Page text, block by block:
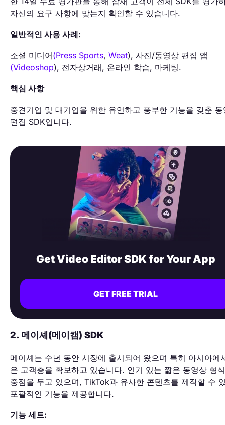
자신의 요구 사항에 맞는지 확인할 수 있습니다.
일반적인 사용 사례:
소셜 미디어(Press Sports, Weat), 사진/동영상 편집 앱
(Videoshop), 전자상거래, 온라인 학습, 마케팅.
핵심 사항
중견기업 및 대기업을 위한 유연하고 풍부한 기능을 갖춘 동
편집 SDK입니다.
Get Video Editor SDK for Your App
GET FREE TRIAL
2. 메이셰(메이캠) SDK
메이셰는 수년 동안 시장에 출시되어 왔으며 특히 아시아에
은 고객층을 확보하고 있습니다. 인기 있는 짧은 동영상 형
중점을 두고 있으며, TikTok과 유사한 콘텐츠를 제작할 수
포괄적인 기능을 제공합니다.
기능 세트: